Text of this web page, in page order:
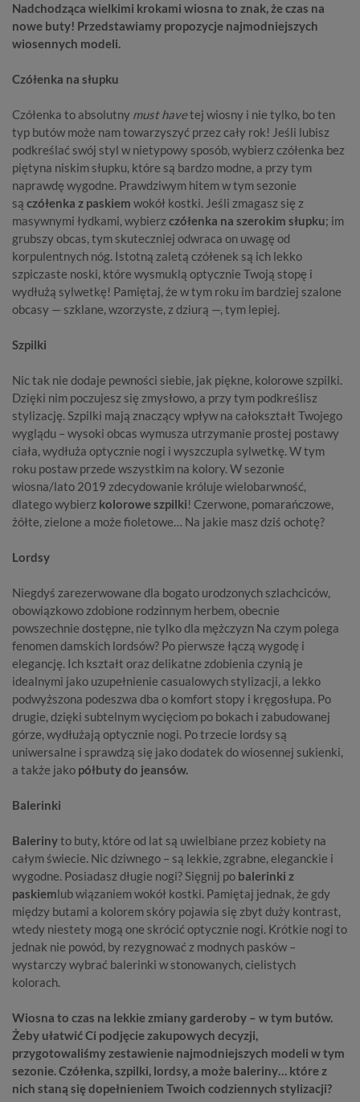
Nadchodząca wielkimi krokami wiosna to znak, że czas na
nowe buty! Przedstawiamy propozycje najmodniejszych
wiosennych modeli.
Czółenka na słupku
Czółenka to absolutny must havetej wiosny i nie tylko, bo ten
typ butów może nam towarzyszyć przez cały rok! Jeśli lubisz
podkreślać swój styl w nietypowy sposób, wybierzczółenka bez
piętyna niskim słupku, które są bardzo modne, a przy tym
naprawdę wygodne. Prawdziwym hitem w tym sezonie
są czółenka z paskiem wokół kostki. Jeśli zmagasz się z
masywnymi łydkami, wybierzczółenka na szerokim słupku; im
grubszy obcas, tym skuteczniej odwraca on uwagę od
korpulentnych nóg. Istotną zaletą czółenek są ich lekko
szpiczaste noski, które wysmuklą optycznie Twoją stopę i
wydłużą sylwetkę! Pamiętaj, że w tym roku im bardziej szalone
obcasy — szklane, wzorzyste, z dziurą —, tym lepiej.
Szpilki
Nic tak nie dodaje pewności siebie, jak piękne, kolorowe szpilki.
Dzięki nim poczujesz się zmysłowo, a przy tym podkreślisz
stylizację. Szpilki mają znaczący wpływ na całokształt Twojego
wyglądu – wysoki obcas wymusza utrzymanie prostej postawy
ciała, wydłuża optycznie nogi i wyszczupla sylwetkę. W tym
roku postaw przede wszystkim na kolory. W sezonie
wiosna/lato 2019 zdecydowanie króluje wielobarwność,
dlatego wybierz kolorowe szpilki! Czerwone, pomarańczowe,
żółte, zielone a może fioletowe… Na jakie masz dziś ochotę?
Lordsy
Niegdyś zarezerwowane dla bogato urodzonych szlachciców,
obowiązkowo zdobione rodzinnym herbem, obecnie
powszechnie dostępne, nie tylko dla mężczyzn Na czym polega
fenomen damskich lordsów? Po pierwsze łączą wygodę i
elegancję. Ich kształt oraz delikatne zdobienia czynią je
idealnymi jako uzupełnienie casualowych stylizacji, a lekko
podwyższona podeszwa dba o komfort stopy i kręgosłupa. Po
drugie, dzięki subtelnym wycięciom po bokach i zabudowanej
górze, wydłużają optycznie nogi. Po trzecie lordsy są
uniwersalne i sprawdzą się jako dodatek do wiosennej sukienki,
a także jako półbuty do jeansów.
Balerinki
Balerinyto buty, które od lat są uwielbiane przez kobiety na
całym świecie. Nic dziwnego – są lekkie, zgrabne, eleganckie i
wygodne. Posiadasz długie nogi? Sięgnij po balerinki z
paskiemlub wiązaniem wokół kostki. Pamiętaj jednak, że gdy
między butami a kolorem skóry pojawia się zbyt duży kontrast,
wtedy niestety mogą one skrócić optycznie nogi. Krótkie nogi to
jednak nie powód, by rezygnować z modnych pasków –
wystarczy wybrać balerinki w stonowanych, cielistych
kolorach.
Wiosna to czas na lekkie zmiany garderoby – w tym butów.
Żeby ułatwić Ci podjęcie zakupowych decyzji,
przygotowaliśmy zestawienie najmodniejszych modeli w tym
sezonie. Czółenka, szpilki, lordsy, a może baleriny… które z
nich staną się dopełnieniem Twoich codziennych stylizacji?